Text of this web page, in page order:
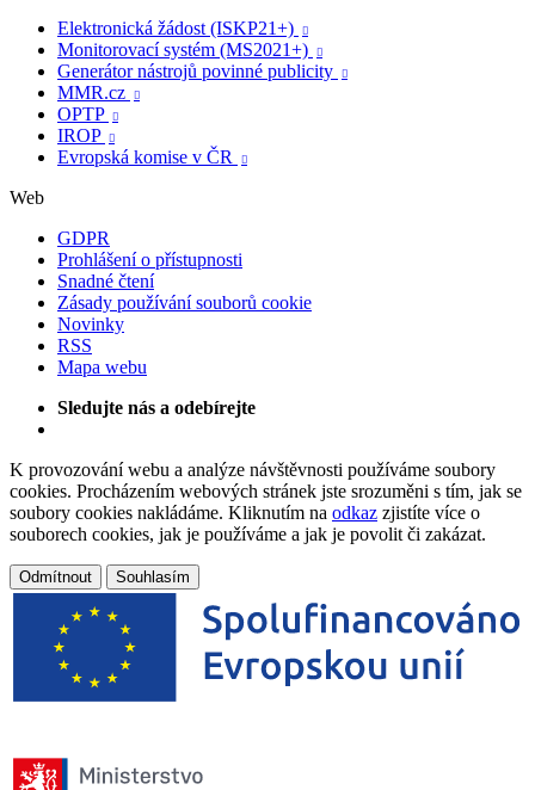
Elektronická žádost (ISKP21+)

Monitorovací systém (MS2021+) 
Generátor nástrojů povinné publicity 
MMR.cz 
OPTP 
IROP 
Evropská komise v ČR 
Web
GDPR
Prohlášení o přístupnosti
Snadné čtení
Zásady používání souborů cookie
Novinky
RSS
Mapa webu
Sledujte nás a odebírejte
K provozování webu a analýze návštěvnosti používáme soubory
cookies. Procházením webových stránek jste srozuměni s tím, jak se
soubory cookies nakládáme. Kliknutím na odkaz zjistíte více o
souborech cookies, jak je používáme a jak je povolit či zakázat.
Odmítnout Souhlasím